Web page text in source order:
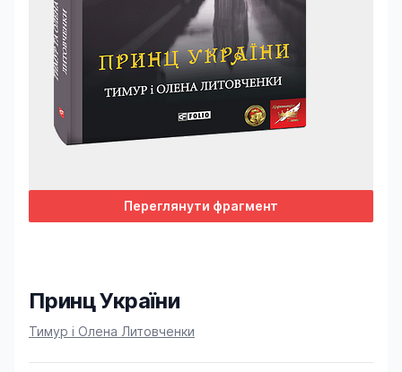
Переглянути фрагмент
Принц України
Product information
Тимур і Олена Литовченки